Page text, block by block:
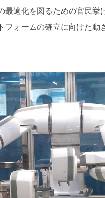
最適化を図るための官民挙
ォームの確立に向けた動